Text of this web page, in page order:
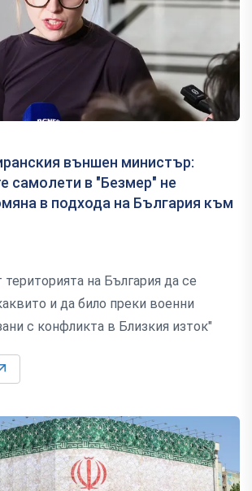
външен министър:
самолети в "Безмер" не
в подхода на България към
на България да се
и да било преки военни
с конфликта в Близкия изток"